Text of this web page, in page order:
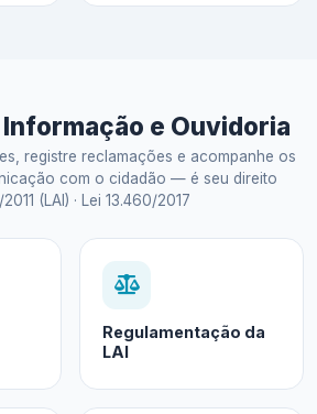
e Ouvidoria
registre reclamações e acompanhe os
com o cidadão — é seu direito
2011 (LAI) · Lei 13.460/2017
Regulamentação da
LAI